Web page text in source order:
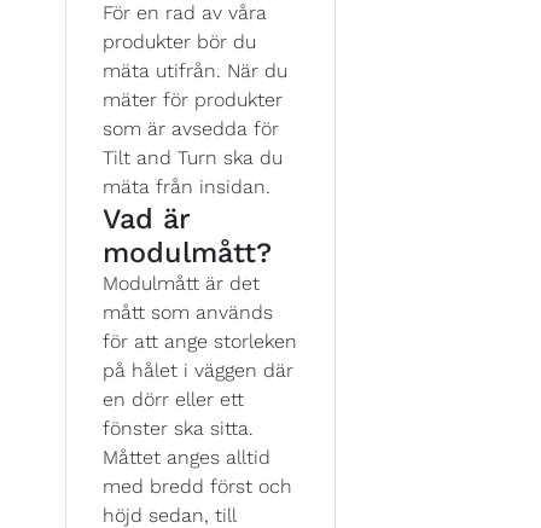
För en rad av våra
produkter bör du
mäta utifrån. När du
mäter för produkter
som är avsedda för
Tilt and Turn ska du
mäta från insidan.
Vad är
modulmått?
Modulmått är det
mått som används
för att ange storleken
på hålet i väggen där
en dörr eller ett
fönster ska sitta.
Måttet anges alltid
med bredd först och
höjd sedan, till